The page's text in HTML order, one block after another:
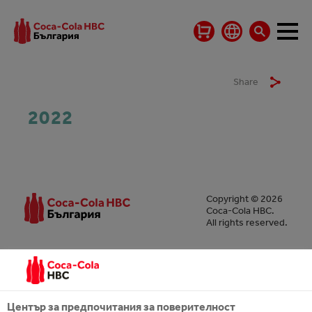
Share
2022
Copyright © 2026
Coca-Cola HBC.
All rights reserved.
Център за предпочитания за поверителност